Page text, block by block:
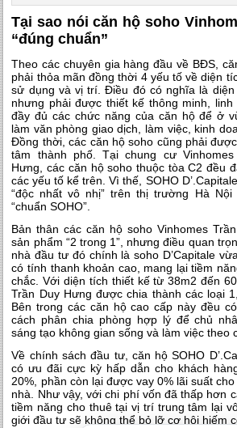
Tại sao nói căn hộ soho
“đúng chuẩn”
Theo các chuyên gia hàng đầu về BĐS,
phải thỏa mãn đồng thời 4 yếu tố về diện
sử dụng và vị trí. Điều đó có nghĩa là
nhưng phải được thiết kế thông minh,
đầy đủ các chức năng của căn hộ để ở
làm văn phòng giao dịch, làm việc, kinh
Đồng thời, các căn hộ soho cũng phải
tâm thành phố. Tại chung cư Vinhomes
Hưng, các căn hộ soho thuộc tòa C2 đều
các yếu tố kể trên. Vì thế, SOHO
“độc nhất vô nhị” trên thị trường Hà
“chuẩn SOHO”.
Bản thân các căn hộ soho Vinhomes
sản phẩm “2 trong 1”, nhưng điều quan
nhà đầu tư đó chính là soho D’Capitale
có tính thanh khoản cao, mang lại tiềm
chắc. Với diện tích thiết kế từ 38m2 đến
Trần Duy Hưng được chia thành các loại
Bên trong các căn hộ cao cấp này đều
cách phân chia phòng hợp lý để chủ
sáng tạo không gian sống và làm việc theo
Về chính sách đầu tư, căn hộ SOHO
có ưu đãi cực kỳ hấp dẫn cho khách
20%, phần còn lại được vay 0% lãi suất
nhà. Như vậy, với chi phí vốn đã thấp hơn
tiềm năng cho thuê tại vị trí trung tâm lại
giới đầu tư sẽ không thể bỏ lỡ cơ hội hiếm